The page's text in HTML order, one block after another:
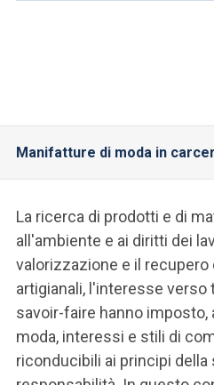
Manifatture di moda in
La ricerca di prodotti e di
all'ambiente e ai diritti dei
valorizzazione e il
artigianali, l'interesse verso
savoir-faire hanno imposto,
moda, interessi e stili di
riconducibili ai principi